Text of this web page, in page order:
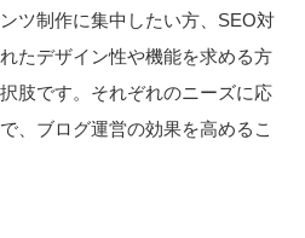
ツ制作に集中したい方、SEO対
たデザイン性や機能を求める方
肢です。それぞれのニーズに応
、ブログ運営の効果を高めるこ